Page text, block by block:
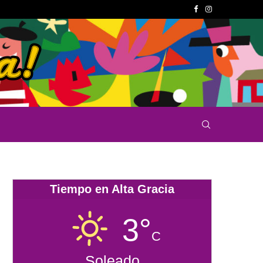
Tiempo en Alta Gracia
3°C